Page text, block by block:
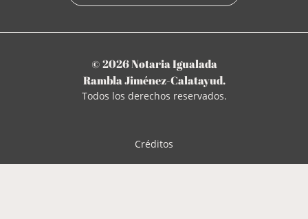
© 2026 Notaria Igualada
Rambla Jiménez-Calatayud.
Todos los derechos reservados.
Créditos